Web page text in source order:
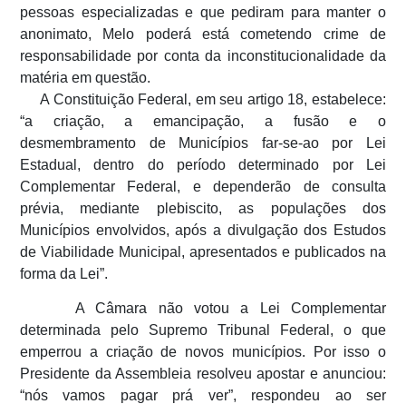
pessoas especializadas e que pediram para manter o
anonimato, Melo poderá está cometendo crime de
responsabilidade por conta da inconstitucionalidade da
matéria em questão.
A Constituição Federal, em seu artigo 18, estabelece:
“a criação, a emancipação, a fusão e o
desmembramento de Municípios far-se-ao por Lei
Estadual, dentro do período determinado por Lei
Complementar Federal, e dependerão de consulta
prévia, mediante plebiscito, as populações dos
Municípios envolvidos, após a divulgação dos Estudos
de Viabilidade Municipal, apresentados e publicados na
forma da Lei”.
A Câmara não votou a Lei Complementar
determinada pelo Supremo Tribunal Federal, o que
emperrou a criação de novos municípios. Por isso o
Presidente da Assembleia resolveu apostar e anunciou:
“nós vamos pagar prá ver”, respondeu ao ser